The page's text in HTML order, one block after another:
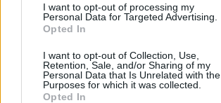
I want to opt-out of processing my
Personal Data for Targeted Advertising.
Opted In
I want to opt-out of Collection, Use,
Retention, Sale, and/or Sharing of my
Personal Data that Is Unrelated with the
Purposes for which it was collected.
Opted In